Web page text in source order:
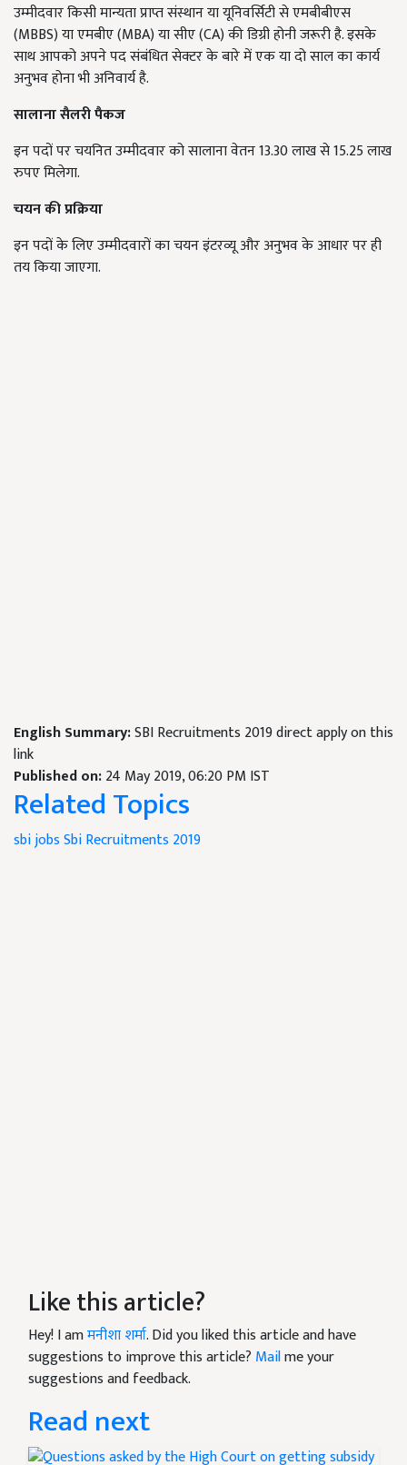
उम्मीदवार किसी मान्यता प्राप्त संस्थान या यूनिवर्सिटी से एमबीबीएस
(MBBS) या एमबीए (MBA) या सीए (CA) की डिग्री होनी जरूरी है. इसके
साथ आपको अपने पद संबंधित सेक्टर के बारे में एक या दो साल का कार्य
अनुभव होना भी अनिवार्य है.
सालाना सैलरी पैकज
इन पदों पर चयनित उम्मीदवार को सालाना वेतन 13.30 लाख से 15.25 लाख
रुपए मिलेगा.
चयन की प्रक्रिया
इन पदों के लिए उम्मीदवारों का चयन इंटरव्यू और अनुभव के आधार पर ही
तय किया जाएगा.
English Summary:SBI Recruitments 2019 direct apply on this
link
Published on:24 May 2019, 06:20 PM IST
Related Topics
sbi jobsSbi Recruitments 2019
Like this article?
Hey! I amमनीशा शर्मा. Did you liked this article and have
suggestions to improve this article? Mailme your
suggestions and feedback.
Read next